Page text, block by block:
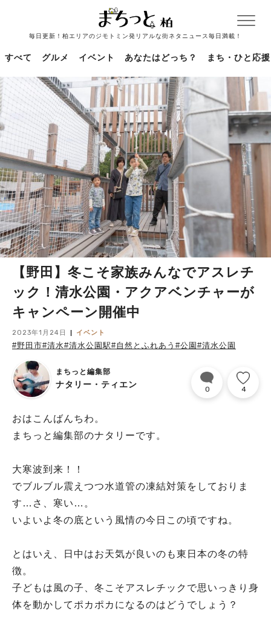
毎日更新！柏エリアのジモトミン発リアルな街ネタニュース毎日満載！
すべて グルメ イベント あなたはどっち？ まち・ひと応援
【野田】冬こそ家族みんなでアスレチ
ック！清水公園・アクアベンチャーが
キャンペーン開催中
2023年1月24日 イベント
#野田市#清水#清水公園駅#自然とふれあう #公園#清水公園
まちっと編集部
ナタリー・ティエン 0 4
おはこんばんちわ。
まちっと編集部のナタリーです。
大寒波到来！！
でブルブル震えつつ水道管の凍結対策をしておりま
す…さ、寒い…。
いよいよ冬の底という風情の今日この頃ですね。
とはいえ、日中はお天気が良いのも東日本の冬の特
徴。
子どもは風の子、冬こそアスレチックで思いっきり身
体を動かしてポカポカになるのはどうでしょう？